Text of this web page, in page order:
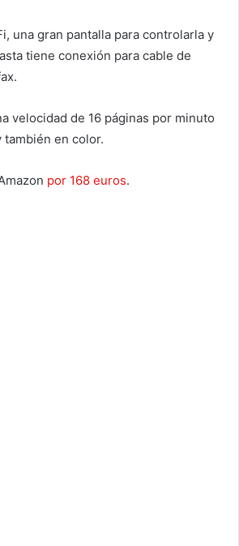
una gran pantalla para controlarla y
tiene conexión para cable de
velocidad de 16 páginas por minuto
en color.
por 168 euros.